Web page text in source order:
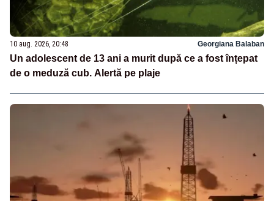
10 aug. 2026, 20:48 Georgiana Balaban
Un adolescent de 13 ani a murit după ce a fost înțepat
de o meduză cub. Alertă pe plaje